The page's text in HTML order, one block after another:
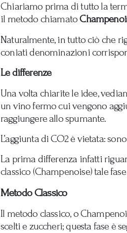
Chiariamo prima di tutto la
il metodo chiamato
Naturalmente, in tutto ciò che
coniati denominazioni
Le differenze
Una volta chiarite le idee,
un vino fermo cui vengono
raggiungere allo spumante.
L’aggiunta di CO2 è vietata:
La prima differenza infatti
classico (Champenoise) tale
Metodo Classico
Il metodo classico, o
scelti e zuccheri; questa fase è